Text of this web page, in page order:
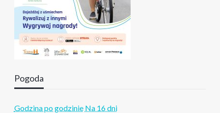
Pogoda
Godzina po godzinie Na 16 dni